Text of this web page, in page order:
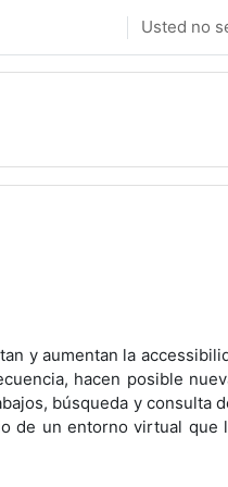
Usted no
y aumentan la
hacen posible
búsqueda y consulta
de un entorno virtual que